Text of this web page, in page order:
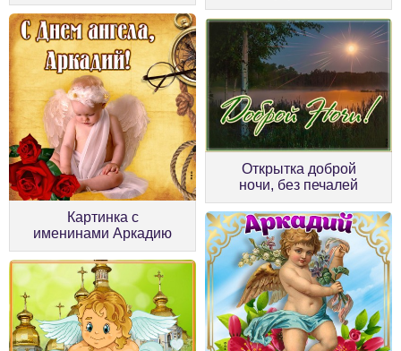
Картинка с
именинами Аркадию
Открытка доброй
ночи, без печалей